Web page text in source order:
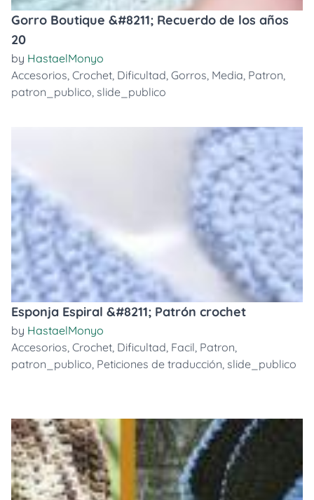
Gorro Boutique &#8211; Recuerdo de los años
20
by HastaelMonyo
Accesorios, Crochet, Dificultad, Gorros, Media, Patron,
patron_publico, slide_publico
Esponja Espiral &#8211; Patrón crochet
by HastaelMonyo
Accesorios, Crochet, Dificultad, Facil, Patron,
patron_publico, Peticiones de traducción, slide_publico